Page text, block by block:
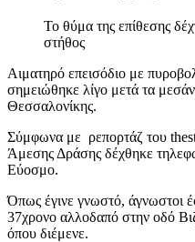
Το θύμα της επίθεσης
στήθος
Aιματηρό επεισόδιο με
σημειώθηκε λίγο μετά τα
Θεσσαλονίκης.
Σύμφωνα με ρεπορτάζ του
Άμεσης Δράσης δέχθηκε
Εύοσμο.
Όπως έγινε γνωστό, άγνωστοι
37χρονο αλλοδαπό στην οδό
όπου διέμενε.